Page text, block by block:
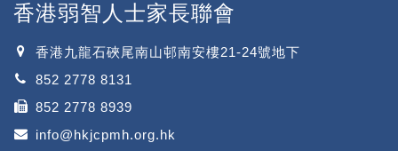
香港弱智人士家長聯會
香港九龍石硤尾南山邨南安樓21-24號地下
852 2778 8131
852 2778 8939
info@hkjcpmh.org.hk